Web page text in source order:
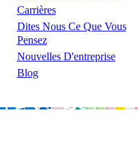
Carrières
Dites Nous Ce Que Vous
Pensez
Nouvelles D'entreprise
Blog